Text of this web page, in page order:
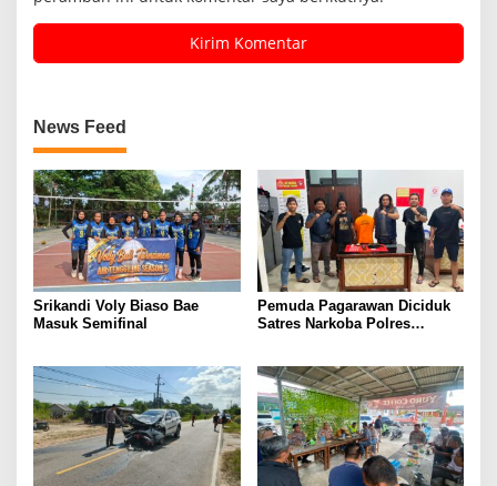
News Feed
Srikandi Voly Biaso Bae
Masuk Semifinal
Pemuda Pagarawan Diciduk
Satres Narkoba Polres